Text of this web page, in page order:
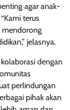
agar anak-
terus
mendorong
jelasnya.
dengan
perlindungan
pihak akan